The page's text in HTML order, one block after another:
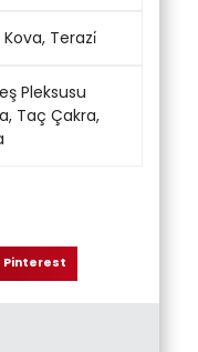
Kova, Terazi̇
Pleksusu
, Taç Çakra,
Pinterest